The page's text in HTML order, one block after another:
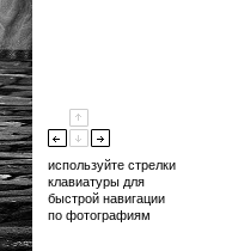
используйте стрелки
клавиатуры для
быстрой навигации
по фотографиям